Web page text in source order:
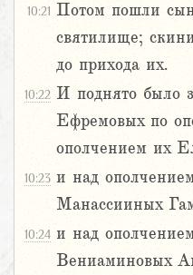
10:21 Потом пошли
святилище;
до прихода их.
10:22 И поднято было
Ефремовых по
ополчением их
10:23 и над
Манассииных
10:24 и над
Вениаминовых